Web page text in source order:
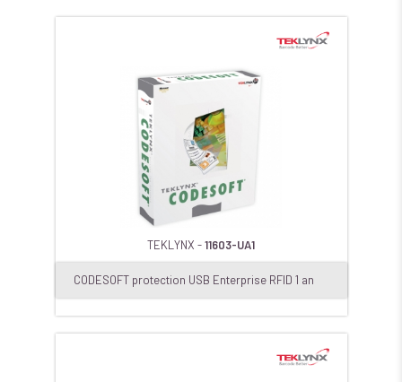
TEKLYNX -11603-UA1
CODESOFT protection USB Enterprise RFID 1 an